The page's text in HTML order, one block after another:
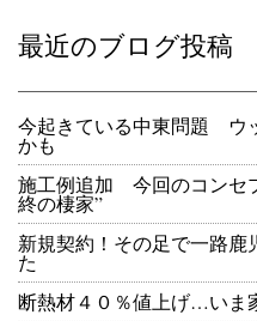
最近のブログ投稿
今起きている中東問題 ウ
かも
施工例追加 今回のコンセ
終の棲家”
新規契約！その足で一路
た
断熱材４０％値上げ…いま